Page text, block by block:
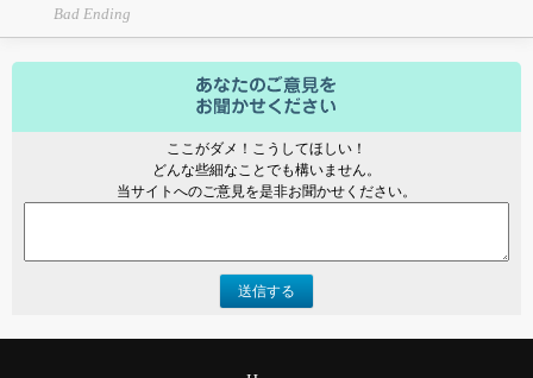
Bad Ending
ここがダメ！こうしてほしい！
どんな些細なことでも構いません。
当サイトへのご意見を是非お聞かせください。
送信する